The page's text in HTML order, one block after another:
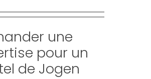
une
pour un
de Jogen